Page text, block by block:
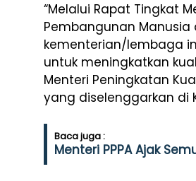
“Melalui Rapat Tingkat
Pembangunan Manusia
kementerian/lembaga
untuk meningkatkan
Menteri Peningkatan
yang diselenggarkan di
Baca juga :
Menteri PPPA Ajak